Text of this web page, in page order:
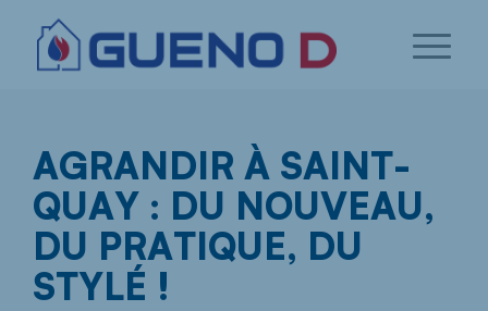
AGRANDIR À SAINT-
QUAY : DU NOUVEAU,
DU PRATIQUE, DU
STYLÉ !